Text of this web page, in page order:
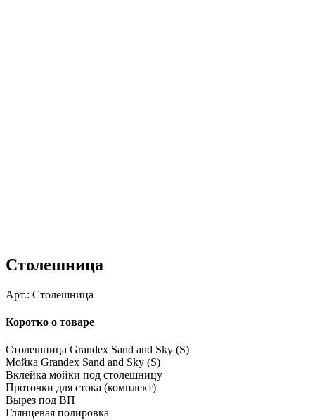
Столешница
Арт.: Столешница
Коротко о товаре
Столешница Grandex Sand and Sky (S)
Мойка Grandex Sand and Sky (S)
Вклейка мойки под столешницу
Проточки для стока (комплект)
Вырез под ВП
Глянцевая полировка